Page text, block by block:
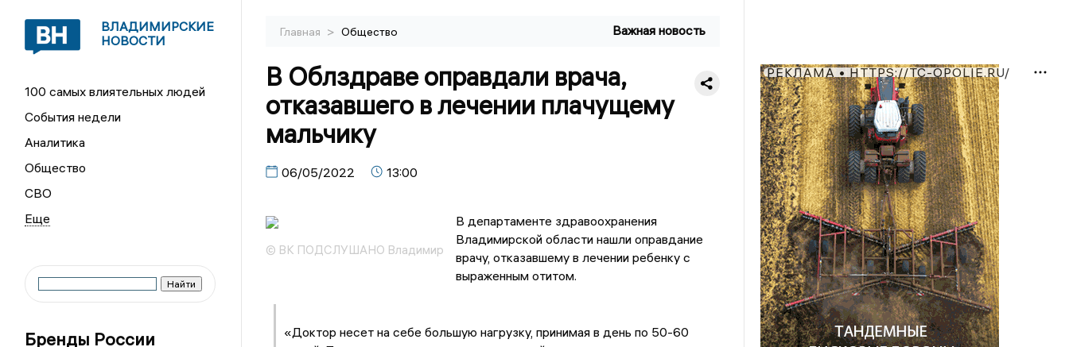
ВЛАДИМИРСКИЕ
НОВОСТИ
100 самых влиятельных людей
События недели
Аналитика
Общество
СВО
Бренды России
Главная > Общество Важная новость
В Облздраве оправдали врача,
отказавшего в лечении плачущему
мальчику
06/05/2022 13:00
© ВК ПОДСЛУШАНО Владимир
В департаменте здравоохранения
Владимирской области нашли оправдание
врачу, отказавшему в лечении ребенку с
выраженным отитом.
«Доктор несет на себе большую нагрузку, принимая в день по 50-60
РЕКЛАМА • HTTPS://TC-OPOLIE.RU/